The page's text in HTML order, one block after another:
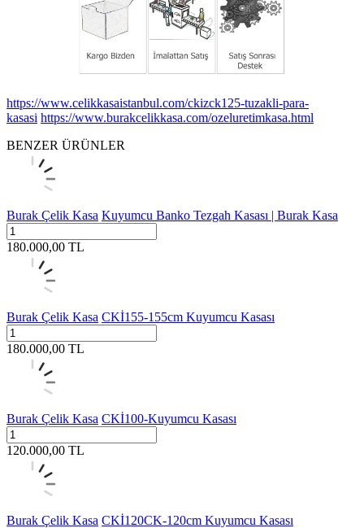
https://www.celikkasaistanbul.com/ckizck125-tuzakli-para-
kasasi https://www.burakcelikkasa.com/ozeluretimkasa.html
BENZER ÜRÜNLER
Burak Çelik Kasa Kuyumcu Banko Tezgah Kasası | Burak Kasa
180.000,00 TL
Burak Çelik Kasa CKİ155-155cm Kuyumcu Kasası
180.000,00 TL
Burak Çelik Kasa CKİ100-Kuyumcu Kasası
120.000,00 TL
Burak Çelik Kasa CKİ120CK-120cm Kuyumcu Kasası